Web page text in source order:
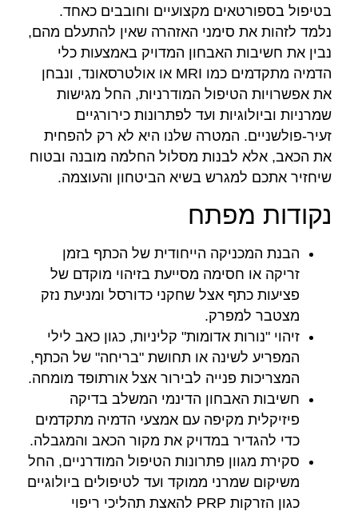
בטיפול בספורטאים מקצועיים וחובבים כאחד.
נלמד לזהות את סימני האזהרה שאין להתעלם מהם,
נבין את חשיבות האבחון המדויק באמצעות כלי
הדמיה מתקדמים כמו MRI או אולטרסאונד, ונבחן
את אפשרויות הטיפול המודרניות, החל מגישות
שמרניות וביולוגיות ועד לפתרונות כירורגיים
זעיר-פולשניים. המטרה שלנו היא לא רק להפחית
את הכאב, אלא לבנות מסלול החלמה מובנה ובטוח
שיחזיר אתכם למגרש בשיא הביטחון והעוצמה.
נקודות מפתח
הבנת המכניקה הייחודית של הכתף בזמן
זריקה או חסימה מסייעת בזיהוי מוקדם של
פציעות כתף אצל שחקני כדורסל ומניעת נזק
מצטבר למפרק.
זיהוי "נורות אדומות" קליניות, כגון כאב לילי
המפריע לשינה או תחושת "בריחה" של הכתף,
המצריכות פנייה לבירור אצל אורתופד מומחה.
חשיבות האבחון הדינמי המשלב בדיקה
פיזיקלית מקיפה עם אמצעי הדמיה מתקדמים
כדי להגדיר במדויק את מקור הכאב והמגבלה.
סקירת מגוון פתרונות הטיפול המודרניים, החל
משיקום שמרני ממוקד ועד לטיפולים ביולוגיים
כגון הזרקות PRP להאצת תהליכי ריפוי